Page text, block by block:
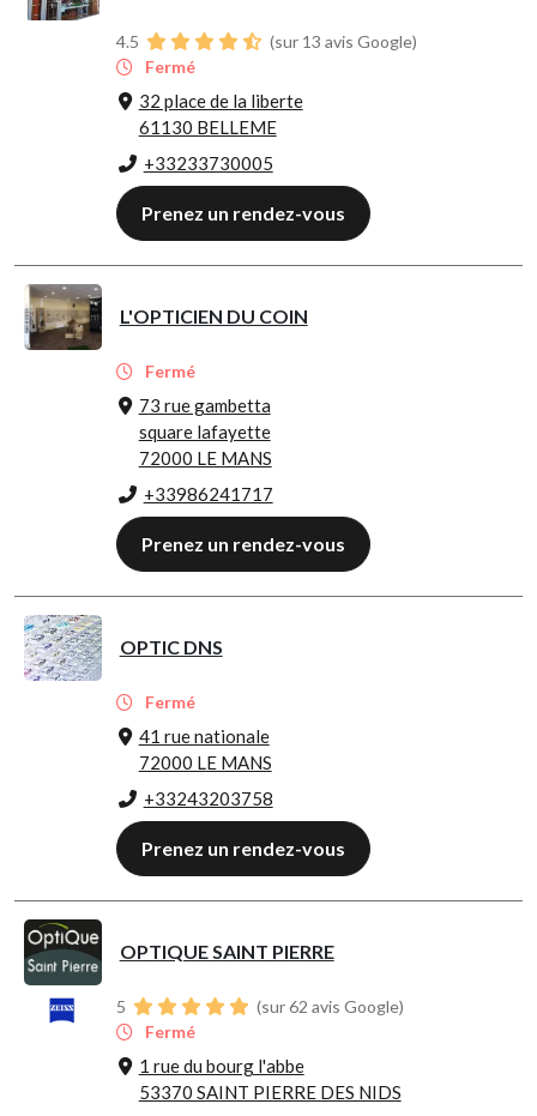
4.5
(sur 13 avis Google)
Fermé
32 place de la liberte
61130 BELLEME
+33233730005
Prenez un rendez-vous
L'OPTICIEN DU COIN
Fermé
73 rue gambetta
square lafayette
72000 LE MANS
+33986241717
Prenez un rendez-vous
OPTIC DNS
Fermé
41 rue nationale
72000 LE MANS
+33243203758
Prenez un rendez-vous
OPTIQUE SAINT PIERRE
5
(sur 62 avis Google)
Fermé
1 rue du bourg l'abbe
53370 SAINT PIERRE DES NIDS